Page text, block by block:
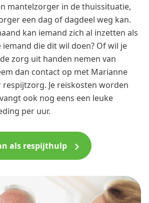
mantelzorger in de thuissituatie,
een dag of dagdeel weg kan.
kan iemand zich al inzetten als
die dit wil doen? Of wil je
zorg uit handen nemen van
dan contact op met Marianne
Je reiskosten worden
ook nog eens een leuke
per uur.
als respijthulp